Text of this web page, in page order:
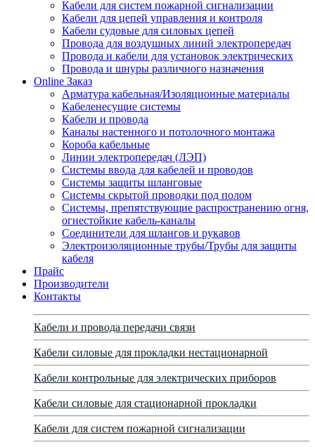
Кабели для систем пожарной сигнализации
Кабели для цепей управления и контроля
Кабели судовые для силовых цепей
Провода для воздушных линий электропередач
Провода и кабели для установок электрических
Провода и шнуры различного назначения
Online Заказ
Арматура кабельная/Изоляционные материалы
Кабеленесущие системы
Кабели и провода
Каналы настенного и потолочного монтажа
Короба кабельные
Линии электропередач (ЛЭП)
Системы ввода для кабелей и проводов
Системы защиты шланговые
Системы скрытой проводки под полом
Системы, препятствующие распространению огня,
огнестойкие кабель-каналы
Соединители для шлангов и рукавов
Электроизоляционные трубы/Трубы для защиты
кабеля
Прайс
Производители
Контакты
Кабели и провода передачи связи
Кабели силовые для прокладки нестационарной
Кабели контрольные для электрических приборов
Кабели силовые для стационарной прокладки
Кабели для систем пожарной сигнализации